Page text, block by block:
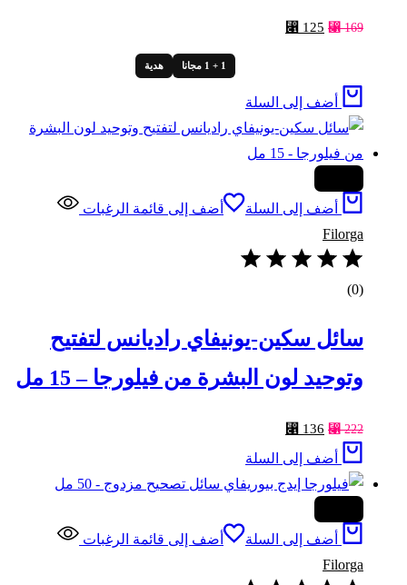
⃁169
السعر
⃁ 169.
⃁ 125
⃁ 125.
1 + 1 مجانا هدية
أضف إلى السلة
أضف إلى السلة
أضف إلى قائمة الرغبات
Filorga
(0)
سائل سكين-يونيفاي راديانس لتفتيح
وتوحيد لون البشرة من فيلورجا – 15 مل
⃁222
السعر
الأصلي
⃁ 222.
⃁ 136
الحالي
أضف إلى السلة
أضف إلى السلة
أضف إلى قائمة الرغبات
Filorga